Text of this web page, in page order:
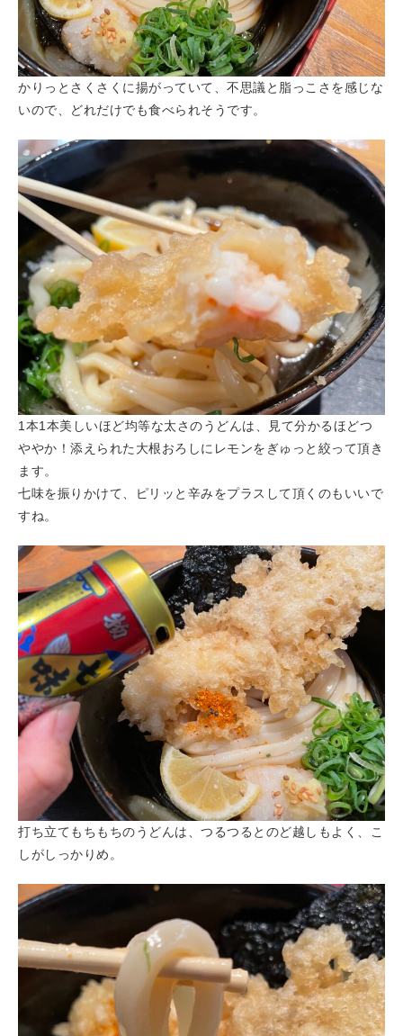
かりっとさくさくに揚がっていて、不思議と脂っこさを感じな
いので、どれだけでも食べられそうです。
1本1本美しいほど均等な太さのうどんは、見て分かるほどつ
ややか！添えられた大根おろしにレモンをぎゅっと絞って頂き
ます。
七味を振りかけて、ピリッと辛みをプラスして頂くのもいいで
すね。
打ち立てもちもちのうどんは、つるつるとのど越しもよく、こ
しがしっかりめ。